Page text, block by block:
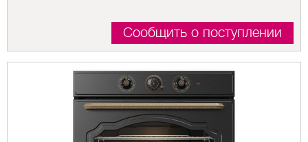
Сообщить о поступлении